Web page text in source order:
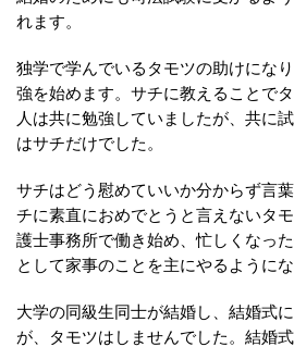
れます。
独学で学んでいるタモツの助けにな
強を始めます。サチに教えることで
人は共に勉強していましたが、共に
はサチだけでした。
サチはどう慰めていいか分からず言
チに素直におめでとうと言えないタ
護士事務所で働き始め、忙しくなっ
として家事のことを主にやるようにな
大学の同級生同士が結婚し、結婚式
が、タモツはしませんでした。結婚